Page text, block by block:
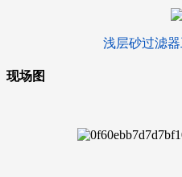
浅层砂过滤
现场图